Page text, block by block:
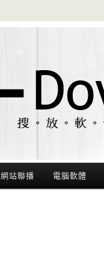
網站聯播 電腦軟體